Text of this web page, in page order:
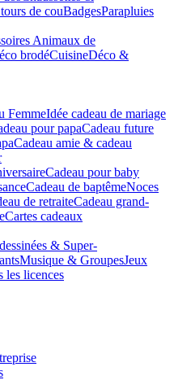
de couBadgesParapluies
Animaux de
brodéCuisineDéco &
FemmeIdée cadeau de mariage​
pour papaCadeau future
Cadeau amie & cadeau
Cadeau pour baby
Cadeau de baptêmeNoces
de retraiteCadeau grand-
Cartes cadeaux
& Super-
Musique & GroupesJeux
les licences